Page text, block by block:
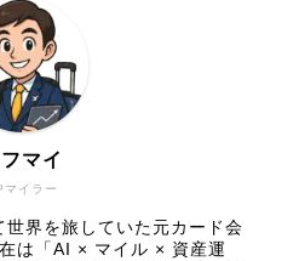
マイラー
マイ
界を旅していた元カード会
は「AI × マイル × 資産運